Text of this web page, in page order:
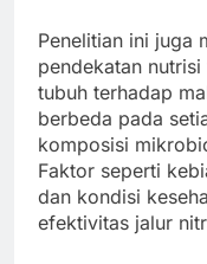
Penelitian ini juga
pendekatan
tubuh terhadap
berbeda pada
komposisi
Faktor seperti
dan kondisi
efektivitas jalur